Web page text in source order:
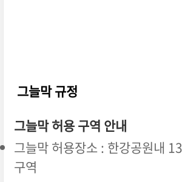
그늘막 규정
그늘막 허용 구역 안내
그늘막 허용장소 : 한강공원내
구역